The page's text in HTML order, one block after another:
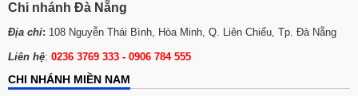
Chi nhánh Đà Nẵng
Địa chỉ: 108 Nguyễn Thái Bình, Hòa Minh, Q. Liên Chiểu, Tp. Đà Nẵng
Liên hệ: 0236 3769 333 - 0906 784 555
CHI NHÁNH MIỀN NAM